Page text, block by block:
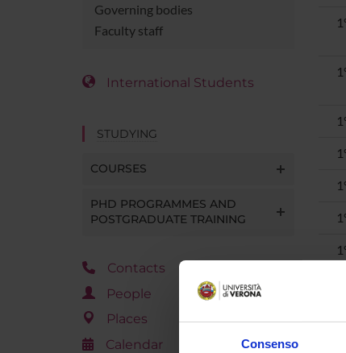
Consenso
Governing bodies
Faculty staff
International Students
STUDYING
COURSES
PHD PROGRAMMES AND
POSTGRADUATE TRAINING
Contacts
People
Places
Calendar